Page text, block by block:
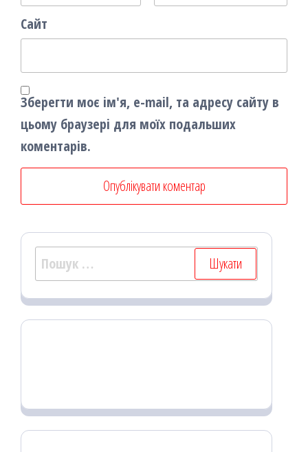
Сайт
Зберегти моє ім'я, e-mail, та адресу сайту в
цьому браузері для моїх подальших
коментарів.
Пошук: